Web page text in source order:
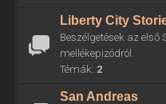
Liberty City
Beszélgetések az első
mellékepizódról.
Témák: 2
San Andreas